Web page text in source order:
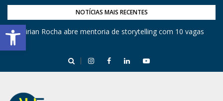
Barra de Ferramentas Aberta
NOTÍCIAS MAIS RECENTES
Mirian Rocha abre mentoria de storytelling com 10 vagas